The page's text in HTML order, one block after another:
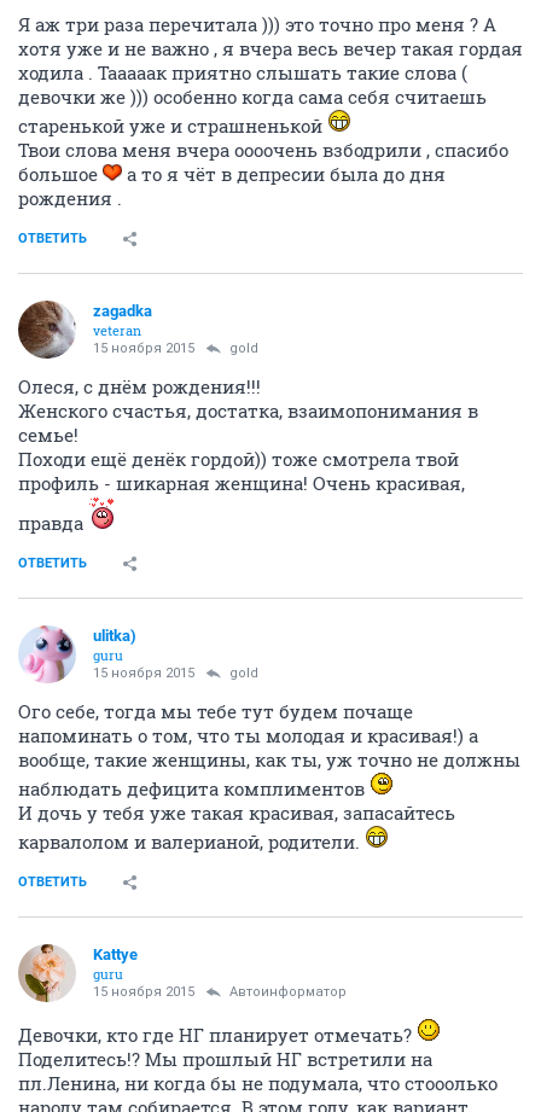
Я аж три раза перечитала ))) это точно про меня ? А
хотя уже и не важно , я вчера весь вечер такая гордая
ходила . Тааааак приятно слышать такие слова (
девочки же ))) особенно когда сама себя считаешь
старенькой уже и страшненькой
Твои слова меня вчера оооочень взбодрили , спасибо
большое
а то я чёт в депресии была до дня
рождения .
ОТВЕТИТЬ
zagadka
veteran
15 ноября 2015 gold
Олеся, с днём рождения!!!
Женского счастья, достатка, взаимопонимания в
семье!
Походи ещё денёк гордой)) тоже смотрела твой
профиль - шикарная женщина! Очень красивая,
правда
ОТВЕТИТЬ
ulitka)
guru
15 ноября 2015 gold
Ого себе, тогда мы тебе тут будем почаще
напоминать о том, что ты молодая и красивая!) а
вообще, такие женщины, как ты, уж точно не должны
наблюдать дефицита комплиментов
И дочь у тебя уже такая красивая, запасайтесь
карвалолом и валерианой, родители.
ОТВЕТИТЬ
Kattye
guru
15 ноября 2015 Автоинформатор
Девочки, кто где НГ планирует отмечать?
Поделитесь!? Мы прошлый НГ встретили на
пл.Ленина, ни когда бы не подумала, что стооолько
народу там собирается. В этом году, как вариант